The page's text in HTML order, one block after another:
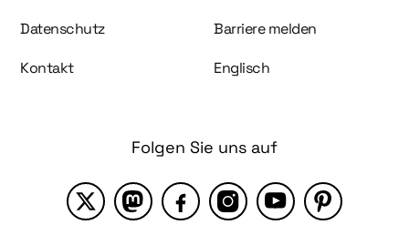
Datenschutz Barriere melden
Kontakt Englisch
Folgen Sie uns auf